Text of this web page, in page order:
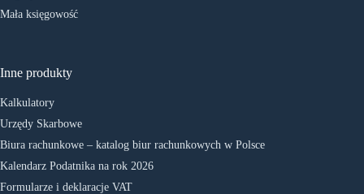
Mała księgowość
Inne produkty
Kalkulatory
Urzędy Skarbowe
Biura rachunkowe – katalog biur rachunkowych w Polsce
Kalendarz Podatnika na rok 2026
Formularze i deklaracje VAT